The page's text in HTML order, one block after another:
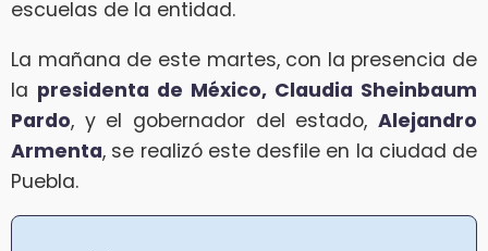
escuelas de la entidad.
La mañana de este martes, con la presencia de
la presidenta de México, Claudia Sheinbaum
Pardo, y el gobernador del estado, Alejandro
Armenta, se realizó este desfile en la ciudad de
Puebla.